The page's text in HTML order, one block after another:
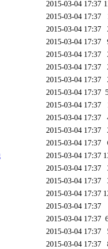
2015-03-04 17:37
2015-03-04 17:37
2015-03-04 17:37
2015-03-04 17:37
2015-03-04 17:37
2015-03-04 17:37
2015-03-04 17:37
2015-03-04 17:37
2015-03-04 17:37
2015-03-04 17:37
2015-03-04 17:37
2015-03-04 17:37
2015-03-04 17:37
2015-03-04 17:37
2015-03-04 17:37
2015-03-04 17:37
2015-03-04 17:37
2015-03-04 17:37
2015-03-04 17:37
2015-03-04 17:37